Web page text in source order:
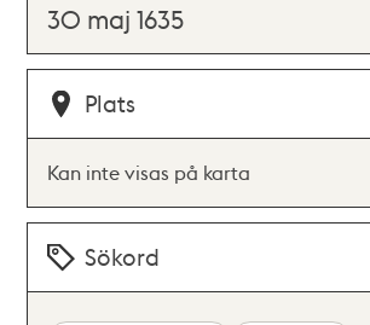
30 maj 1635
Plats
Kan inte visas på karta
Sökord